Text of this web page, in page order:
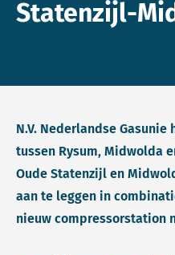
Statenzijl-
N.V. Nederlandse
tussen Rysum, Midwolda
Oude Statenzijl en
aan te leggen in
nieuw compressorstation